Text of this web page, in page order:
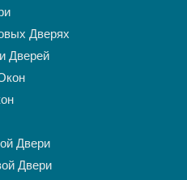
Дверях
Дверей
Двери
Двери